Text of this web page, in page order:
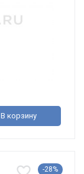
В корзину
-28%